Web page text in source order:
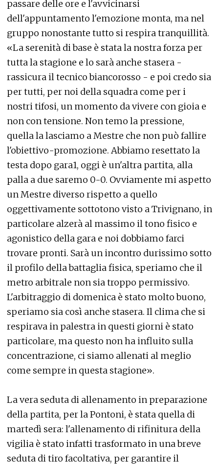
passare delle ore e l'avvicinarsi
dell'appuntamento l'emozione monta, ma nel
gruppo nonostante tutto si respira tranquillità.
«La serenità di base è stata la nostra forza per
tutta la stagione e lo sarà anche stasera -
rassicura il tecnico biancorosso - e poi credo sia
per tutti, per noi della squadra come per i
nostri tifosi, un momento da vivere con gioia e
non con tensione. Non temo la pressione,
quella la lasciamo a Mestre che non può fallire
l'obiettivo-promozione. Abbiamo resettato la
testa dopo gara1, oggi è un'altra partita, alla
palla a due saremo 0-0. Ovviamente mi aspetto
un Mestre diverso rispetto a quello
oggettivamente sottotono visto a Trivignano, in
particolare alzerà al massimo il tono fisico e
agonistico della gara e noi dobbiamo farci
trovare pronti. Sarà un incontro durissimo sotto
il profilo della battaglia fisica, speriamo che il
metro arbitrale non sia troppo permissivo.
L'arbitraggio di domenica è stato molto buono,
speriamo sia così anche stasera. Il clima che si
respirava in palestra in questi giorni è stato
particolare, ma questo non ha influito sulla
concentrazione, ci siamo allenati al meglio
come sempre in questa stagione».
La vera seduta di allenamento in preparazione
della partita, per la Pontoni, è stata quella di
martedì sera: l'allenamento di rifinitura della
vigilia è stato infatti trasformato in una breve
seduta di tiro facoltativa, per garantire il